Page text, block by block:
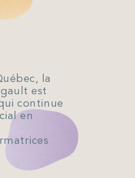
la
est
continue
en